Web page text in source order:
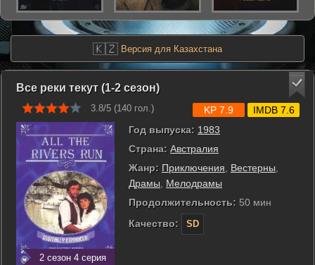
🇰🇿 Версия для Казахстана
Все реки текут (1-2 сезон)
3.8/5 (140 гол.)
2 сезон 4 серия
Год выпуска: 1983
Страна: Австралия
Жанр: Приключения Вестерны
Драмы
Мелодрамы
Продолжительность: 50 мин
Качество:
SD
KP 7.9 IMDB 7.6